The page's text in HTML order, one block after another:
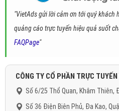
"VietAds gửi lời cảm ơn tới quý khách
quảng cáo trực tuyến hiệu quả suốt
FAQPage"
CÔNG TY CỔ PHẦN TRỰC
Số 6/25 Thổ Quan, Khâm Thiên,
Số 36 Điện Biên Phủ, Đa Kao,